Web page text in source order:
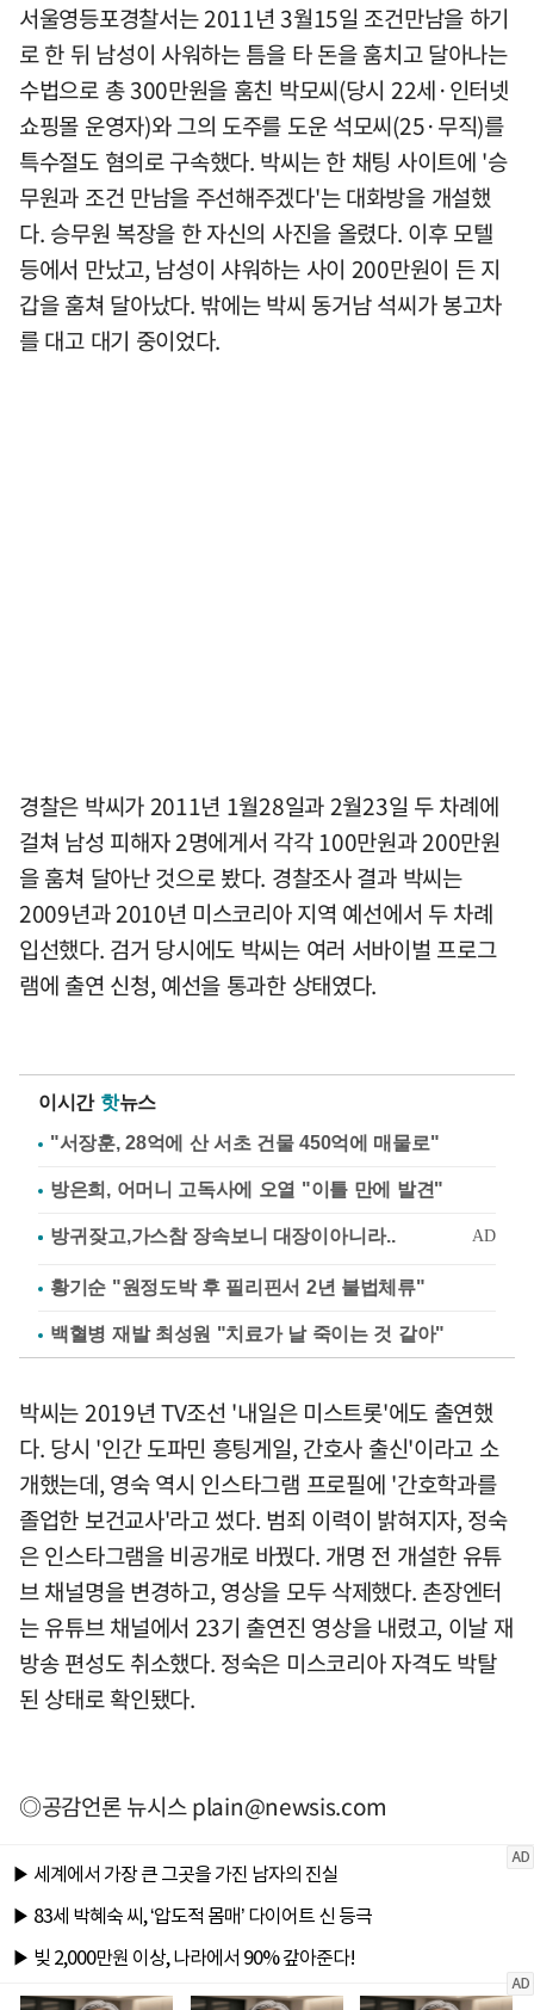
서울영등포경찰서는 2011년 3월15일 조건만남을 하기
로 한 뒤 남성이 사워하는 틈을 타 돈을 훔치고 달아나는
수법으로 총 300만원을 훔친 박모씨(당시 22세·인터넷
쇼핑몰 운영자)와 그의 도주를 도운 석모씨(25·무직)를
특수절도 혐의로 구속했다. 박씨는 한 채팅 사이트에 '승
무원과 조건 만남을 주선해주겠다'는 대화방을 개설했
다. 승무원 복장을 한 자신의 사진을 올렸다. 이후 모텔
등에서 만났고, 남성이 샤워하는 사이 200만원이 든 지
갑을 훔쳐 달아났다. 밖에는 박씨 동거남 석씨가 봉고차
를 대고 대기 중이었다.
경찰은 박씨가 2011년 1월28일과 2월23일 두 차례에
걸쳐 남성 피해자 2명에게서 각각 100만원과 200만원
을 훔쳐 달아난 것으로 봤다. 경찰조사 결과 박씨는
2009년과 2010년 미스코리아 지역 예선에서 두 차례
입선했다. 검거 당시에도 박씨는 여러 서바이벌 프로그
램에 출연 신청, 예선을 통과한 상태였다.
이시간 핫뉴스
"서장훈, 28억에 산 서초 건물 450억에 매물로"
방은희, 어머니 고독사에 오열 "이틀 만에 발견"
황기순 "원정도박 후 필리핀서 2년 불법체류"
백혈병 재발 최성원 "치료가 날 죽이는 것 같아"
박씨는 2019년 TV조선 '내일은 미스트롯'에도 출연했
다. 당시 '인간 도파민 흥팅게일, 간호사 출신'이라고 소
개했는데, 영숙 역시 인스타그램 프로필에 '간호학과를
졸업한 보건교사'라고 썼다. 범죄 이력이 밝혀지자, 정숙
은 인스타그램을 비공개로 바꿨다. 개명 전 개설한 유튜
브 채널명을 변경하고, 영상을 모두 삭제했다. 촌장엔터
는 유튜브 채널에서 23기 출연진 영상을 내렸고, 이날 재
방송 편성도 취소했다. 정숙은 미스코리아 자격도 박탈
된 상태로 확인됐다.
◎공감언론 뉴시스plain@newsis.com